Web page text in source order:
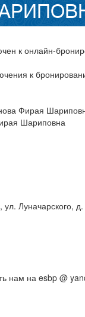
к онлайн-
к
Фирая
Шариповна
Луначарского,
нам на esbp @